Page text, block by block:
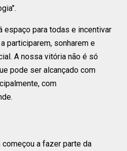
espaço para todas e incentivar
participarem, sonharem e
A nossa vitória não é só
pode ser alcançado com
com
começou a fazer parte da